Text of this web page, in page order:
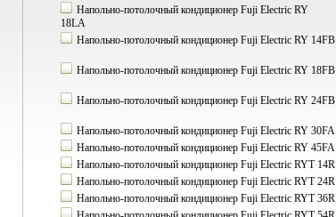
Напольно-потолочный кондиционер Fuji Electric RY
18LA
Напольно-потолочный кондиционер Fuji Electric RY 14FB
Напольно-потолочный кондиционер Fuji Electric RY 18FB
Напольно-потолочный кондиционер Fuji Electric RY 24FB
Напольно-потолочный кондиционер Fuji Electric RY 30FA
Напольно-потолочный кондиционер Fuji Electric RY 45FA
Напольно-потолочный кондиционер Fuji Electric RYT 14R
Напольно-потолочный кондиционер Fuji Electric RYT 24R
Напольно-потолочный кондиционер Fuji Electric RYT 36R